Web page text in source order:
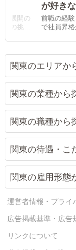
舗展開の
の挑戦
が好き
前職の経
で社員昇
関東のエリアか
関東の業種から
関東の職種から
関東の待遇・こ
関東の雇用形態
運営者情報・プライ
広告掲載基準・広告
リンクについて